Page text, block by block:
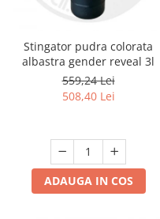
Stingator pudra colorata
albastra gender reveal 3l
559,24 Lei
508,40 Lei
ADAUGA IN COS